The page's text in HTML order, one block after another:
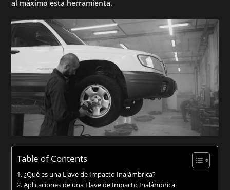
al máximo esta herramienta.
Table of Contents
¿Qué es una Llave de Impacto Inalámbrica?
Aplicaciones de una Llave de Impacto Inalámbrica